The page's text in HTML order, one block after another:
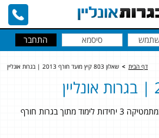
דף הבית > שאלון 803 קיץ מועד חורף 2013 | בגרות אונליין
להלן טופס שאלון מספר 803 במתמטיקה 3 יחידות לימוד מתוך בגרות חורף